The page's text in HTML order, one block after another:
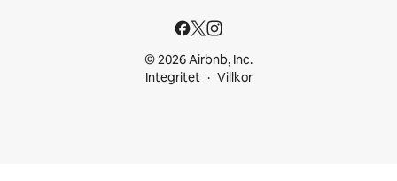
© 2026 Airbnb, Inc.
Integritet
Villkor